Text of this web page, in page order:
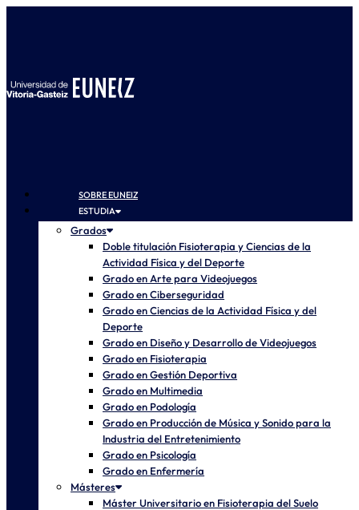
SOBRE EUNEIZ
ESTUDIA
Grados
Doble titulación Fisioterapia y Ciencias de la
Actividad Física y del Deporte
Grado en Arte para Videojuegos
Grado en Ciberseguridad
Grado en Ciencias de la Actividad Física y del
Deporte
Grado en Diseño y Desarrollo de Videojuegos
Grado en Fisioterapia
Grado en Gestión Deportiva
Grado en Multimedia
Grado en Podología
Grado en Producción de Música y Sonido para la
Industria del Entretenimiento
Grado en Psicología
Grado en Enfermería
Másteres
Máster Universitario en Fisioterapia del Suelo